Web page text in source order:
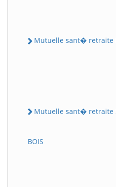
Mutuelle sant� retraite
Mutuelle sant� retraite
BOIS